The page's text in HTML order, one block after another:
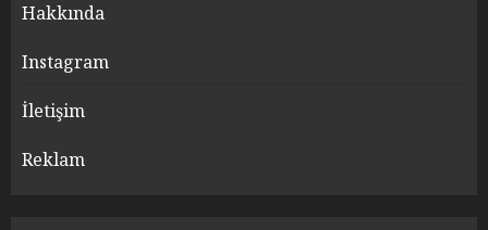
Hakkında
Instagram
İletişim
Reklam